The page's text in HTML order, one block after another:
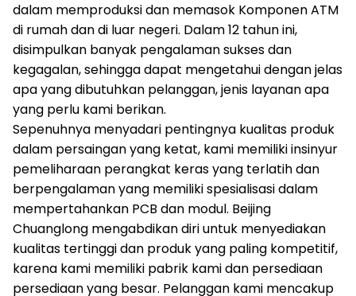
dalam memproduksi dan memasok Komponen ATM
di rumah dan di luar negeri. Dalam 12 tahun ini,
disimpulkan banyak pengalaman sukses dan
kegagalan, sehingga dapat mengetahui dengan jelas
apa yang dibutuhkan pelanggan, jenis layanan apa
yang perlu kami berikan.
Sepenuhnya menyadari pentingnya kualitas produk
dalam persaingan yang ketat, kami memiliki insinyur
pemeliharaan perangkat keras yang terlatih dan
berpengalaman yang memiliki spesialisasi dalam
mempertahankan PCB dan modul. Beijing
Chuanglong mengabdikan diri untuk menyediakan
kualitas tertinggi dan produk yang paling kompetitif,
karena kami memiliki pabrik kami dan persediaan
persediaan yang besar. Pelanggan kami mencakup